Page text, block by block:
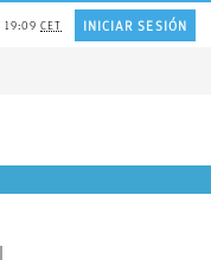
19:09CET INICIAR SESIÓN